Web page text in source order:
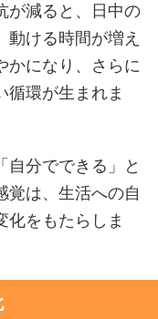
が減ると、日中の
ける時間が増え
かになり、さらに
循環が生まれま
自分でできる」と
覚は、生活への自
化をもたらしま